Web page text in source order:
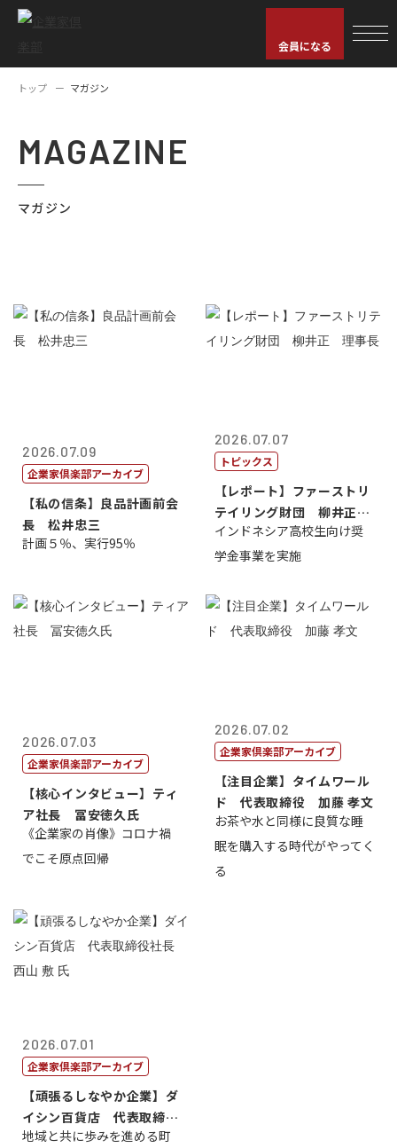
会員になる
トップ マガジン
MAGAZINE
マガジン
2026.07.09
企業家倶楽部アーカイブ
【私の信条】良品計画前会
長 松井忠三
計画５％、実行95％
2026.07.07
トピックス
【レポート】ファーストリ
テイリング財団 柳井正
理事長
インドネシア高校生向け奨
学金事業を実施
2026.07.03
企業家倶楽部アーカイブ
【核心インタビュー】ティ
ア社長 冨安徳久氏
《企業家の肖像》コロナ禍
でこそ原点回帰
2026.07.02
企業家倶楽部アーカイブ
【注目企業】タイムワール
ド 代表取締役 加藤 孝文
お茶や水と同様に良質な睡
眠を購入する時代がやってく
る
2026.07.01
企業家倶楽部アーカイブ
【頑張るしなやか企業】ダ
イシン百貨店 代表取締役
社長 西山 ...
地域と共に歩みを進める町